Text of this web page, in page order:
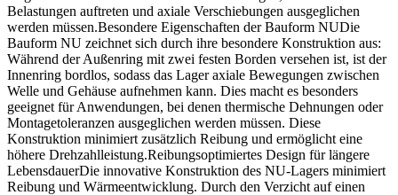
Belastungen auftreten und axiale Verschiebungen ausgeglichen
werden müssen.Besondere Eigenschaften der Bauform NUDie
Bauform NU zeichnet sich durch ihre besondere Konstruktion aus:
Während der Außenring mit zwei festen Borden versehen ist, ist der
Innenring bordlos, sodass das Lager axiale Bewegungen zwischen
Welle und Gehäuse aufnehmen kann. Dies macht es besonders
geeignet für Anwendungen, bei denen thermische Dehnungen oder
Montagetoleranzen ausgeglichen werden müssen. Diese
Konstruktion minimiert zusätzlich Reibung und ermöglicht eine
höhere Drehzahlleistung.Reibungsoptimiertes Design für längere
LebensdauerDie innovative Konstruktion des NU-Lagers minimiert
Reibung und Wärmeentwicklung. Durch den Verzicht auf einen